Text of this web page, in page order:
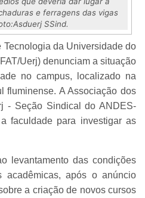
e ferragens das vigas
SSind.
Tecnologia da Universidade do
Uerj) denunciam a situação
no campus, localizado na
fluminense. A Associação dos
- Seção Sindical do ANDES-
faculdade para investigar as
levantamento das condições
acadêmicas, após o anúncio
a criação de novos cursos